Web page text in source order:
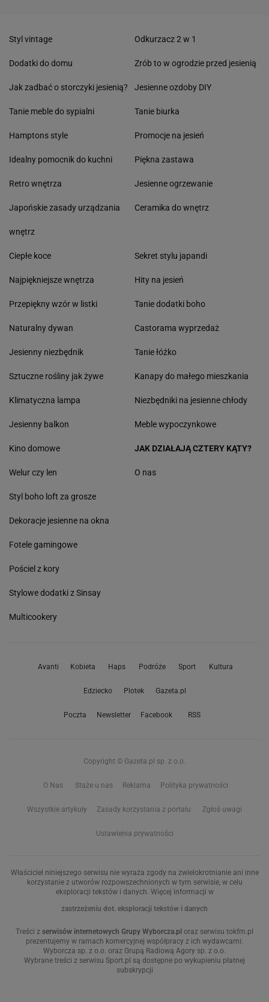
Styl vintage
Dodatki do domu
Jak zadbać o storczyki jesienią?
Tanie meble do sypialni
Hamptons style
Idealny pomocnik do kuchni
Retro wnętrza
Japońskie zasady urządzania
wnętrz
Odkurzacz 2 w 1
Zrób to w ogrodzie przed jesienią
Jesienne ozdoby DIY
Tanie biurka
Promocje na jesień
Piękna zastawa
Jesienne ogrzewanie
Ceramika do wnętrz
Ciepłe koce
Najpiękniejsze wnętrza
Przepiękny wzór w listki
Naturalny dywan
Jesienny niezbędnik
Sztuczne rośliny jak żywe
Klimatyczna lampa
Jesienny balkon
Sekret stylu japandi
Hity na jesień
Tanie dodatki boho
Castorama wyprzedaż
Tanie łóżko
Kanapy do małego mieszkania
Niezbędniki na jesienne chłody
Meble wypoczynkowe
Kino domowe
Welur czy len
Styl boho loft za grosze
Dekoracje jesienne na okna
Fotele gamingowe
Pościel z kory
Stylowe dodatki z Sinsay
Multicookery
JAK DZIAŁAJĄ CZTERY KĄTY?
O nas
Avanti Kobieta Haps Podróże Sport Kultura
Edziecko Plotek Gazeta.pl
Poczta Newsletter Facebook RSS
Copyright © Gazeta.pl sp. z o.o.
O Nas Staże u nas Reklama Polityka prywatności
Wszystkie artykuły Zasady korzystania z portalu Zgłoś uwagi
Ustawienia prywatności
Właściciel niniejszego serwisu nie wyraża zgody na zwielokrotnianie ani inne
korzystanie z utworów rozpowszechnionych w tym serwisie, w celu
eksploracji tekstów i danych. Więcej informacji w
zastrzeżeniu dot. eksploracji tekstów i danych
Treści z serwisów internetowych Grupy Wyborcza.pl oraz serwisu tokfm.pl
prezentujemy w ramach komercyjnej współpracy z ich wydawcami:
Wyborcza sp. z o.o. oraz Grupą Radiową Agory sp. z o.o.
Wybrane treści z serwisu Sport.pl są dostępne po wykupieniu płatnej
subskrypcji